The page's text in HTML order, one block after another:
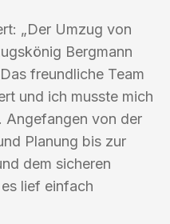
„Der Umzug von
Bergmann
freundliche Team
und ich musste mich
Angefangen von der
Planung bis zur
dem sicheren
lief einfach